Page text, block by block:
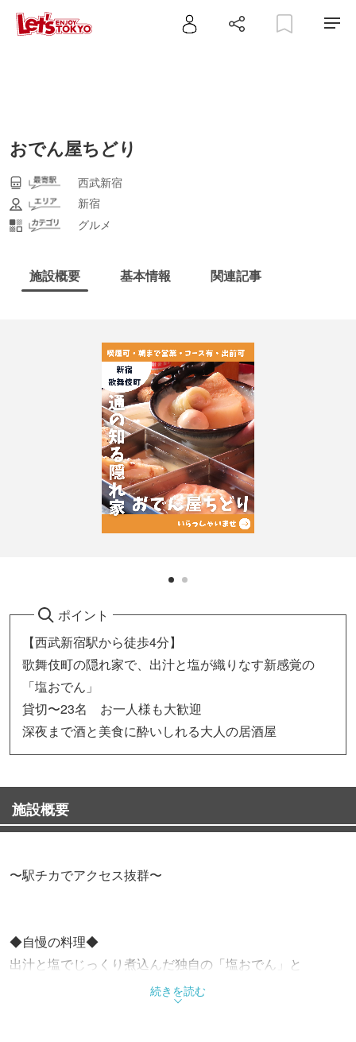
おでん屋ちどり
西武新宿
新宿
グルメ
施設概要 基本情報 関連記事
ポイント
【西武新宿駅から徒歩4分】
歌舞伎町の隠れ家で、出汁と塩が織りなす新感覚の
「塩おでん」
貸切〜23名 お一人様も大歓迎
深夜まで酒と美食に酔いしれる大人の居酒屋
施設概要
〜駅チカでアクセス抜群〜
◆自慢の料理◆
出汁と塩でじっくり煮込んだ独自の「塩おでん」と
熱々の鉄板で提供されるハラミステーキや 、新鮮な旬のお
刺身、ジューシーな唐揚げは大人気
続きを読む